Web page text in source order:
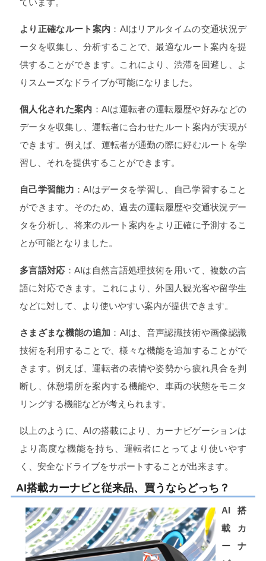
ています。
より正確なルート案内 ：AIはリアルタイムの交通状況デ
ータを収集し、分析することで、最適なルート案内を提
供することができます。これにより、渋滞を回避し、よ
りスムーズなドライブが可能になりました。
個人化された案内 ：AIは運転者の運転履歴や好みなどの
データを収集し、運転者に合わせたルート案内が実現が
できます。例えば、運転者が通勤の際に好むルートを学
習し、それを提供することができます。
自己学習能力 ：AIはデータを学習し、自己学習すること
ができます。そのため、過去の運転履歴や交通状況デー
タを分析し、将来のルート案内をより正確に予測するこ
とが可能となりました。
多言語対応 ：AIは自然言語処理技術を用いて、複数の言
語に対応できます。これにより、外国人観光客や留学生
などに対して、より使いやすい案内が提供できます。
さまざまな機能の追加 ：AIは、音声認識技術や画像認識
技術を利用することで、様々な機能を追加することがで
きます。例えば、運転者の表情や姿勢から疲れ具合を判
断し、休憩場所を案内する機能や、車両の状態をモニタ
リングする機能などが考えられます。
以上のように、AIの搭載により、カーナビゲーションは
より高度な機能を持ち、運転者にとってより使いやす
く、安全なドライブをサポートすることが出来ます。
AI搭載カーナビと従来品、買うならどっち？
AI搭
載カ
ーナ